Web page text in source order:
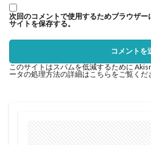
次回のコメントで使用するためブラウザー
サイトを保存する。
このサイトはスパムを低減するために
ータの処理方法の詳細はこちらをご覧くだ